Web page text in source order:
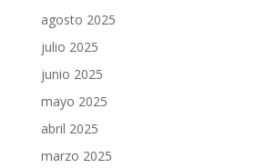
agosto 2025
julio 2025
junio 2025
mayo 2025
abril 2025
marzo 2025